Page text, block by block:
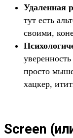
Удаленная
тут есть
своими,
просто
хацкер,
Screen